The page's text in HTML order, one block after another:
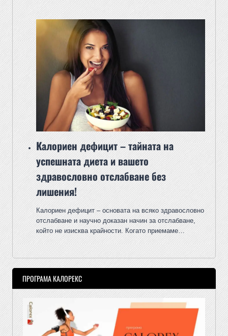
Калориен дефицит – тайната на
успешната диета и вашето
здравословно отслабване без
лишения!
Калориен дефицит – основата на всяко здравословно
отслабване и научно доказан начин за отслабване,
който не изисква крайности. Когато приемаме…
ПРОГРАМА КАЛОРЕКС